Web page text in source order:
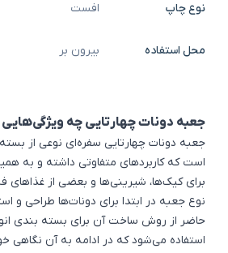
نوع چاپ افست
محل استفاده بیرون بر
جعبه دونات چهارتایی چه ویژگی‌هایی
جعبه دونات چهارتایی سفره‌ای نوعی از
است که کاربردهای متفاوتی داشته و به
برای کیک‌ها، شیرینی‌ها و بعضی از
نوع جعبه در ابتدا برای دونات‌ها طراحی و
حاضر از روش ساخت آن برای بسته بندی
استفاده می‌شود که در ادامه به آن نگاهی